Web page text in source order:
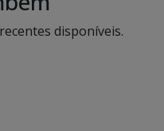
disponíveis.